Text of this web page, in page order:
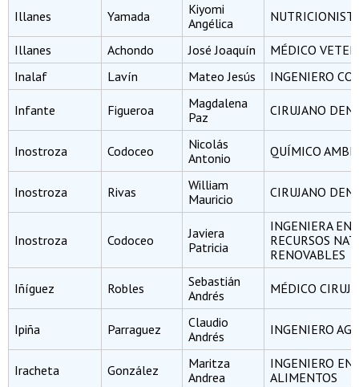
Illanes Yamada
Kiyomi
Angélica
Illanes Achondo José Joaquín
MÉDICO
Inalaf
Lavín Mateo Jesús INGENIERO
Infante Figueroa
Magdalena
Paz
CIRUJANO
Inostroza Codoceo
Nicolás
Antonio
QUÍMICO
Inostroza Rivas
William
Mauricio
CIRUJANO
Inostroza Codoceo
Javiera
Patricia
INGENIERA EN
RECURSOS
RENOVABLES
Iñíguez Robles
Sebastián
Andrés
MÉDICO
Ipiña Parraguez
Claudio
Andrés
INGENIERO
Iracheta González
Maritza
Andrea
INGENIERO EN
ALIMENTOS